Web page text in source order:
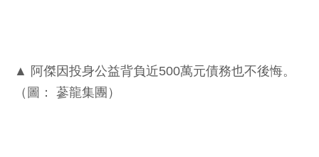
▲ 阿傑因投身公益背負近500萬元債務也不後悔。
（圖： 蔘龍集團）